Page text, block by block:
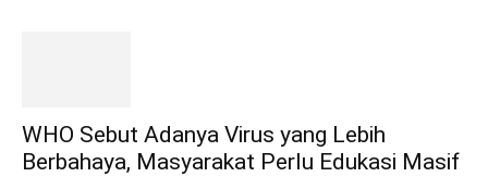
WHO Sebut Adanya Virus yang Lebih
Berbahaya, Masyarakat Perlu Edukasi Masif